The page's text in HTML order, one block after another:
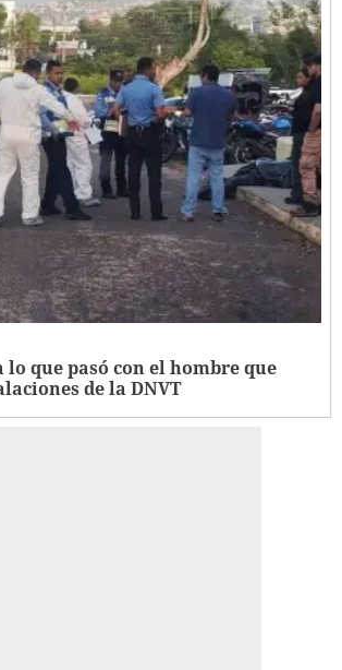
que pasó con el hombre que
de la DNVT